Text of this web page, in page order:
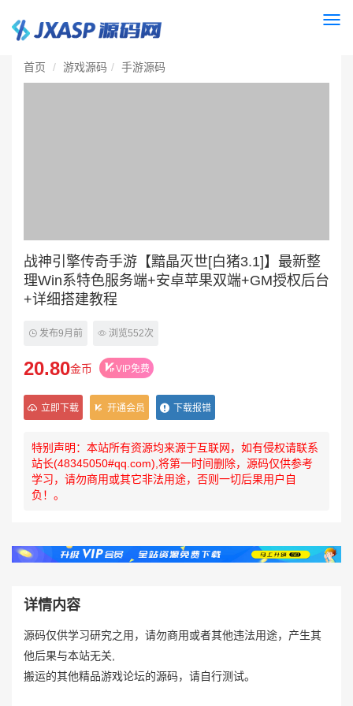
首页 游戏源码 手游源码
战神引擎传奇手游【黯晶灭世[白猪3.1]】最新整
理Win系特色服务端+安卓苹果双端+GM授权后台
+详细搭建教程
发布9月前 浏览552次
20.80金币 VIP免费
立即下载 开通会员 下载报错
特别声明：本站所有资源均来源于互联网，如有侵权请联系
站长(48345050#qq.com),将第一时间删除，源码仅供参考
学习，请勿商用或其它非法用途，否则一切后果用户自
负！。
详情内容
源码仅供学习研究之用，请勿商用或者其他违法用途，产生其
他后果与本站无关,
搬运的其他精品游戏论坛的源码，请自行测试。